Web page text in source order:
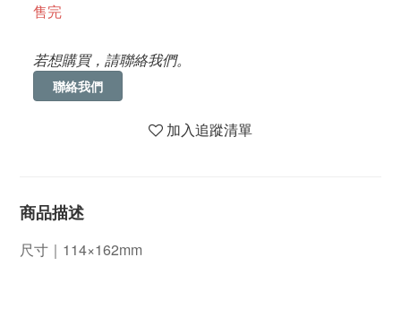
售完
若想購買，請聯絡我們。
聯絡我們
加入追蹤清單
商品描述
尺寸｜114×162mm